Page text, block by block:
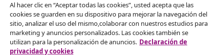
vidaXL
Descubre mas
Al hacer clic en “Aceptar todas las cookies”, usted acepta que las
cookies se guarden en su dispositivo para mejorar la navegación del
sitio, analizar el uso del mismo,colaborar con nuestros estudios para
marketing y anuncios personalizados. Las cookies también se
utilizan para la personalización de anuncios. Declaración de
privacidad y cookies